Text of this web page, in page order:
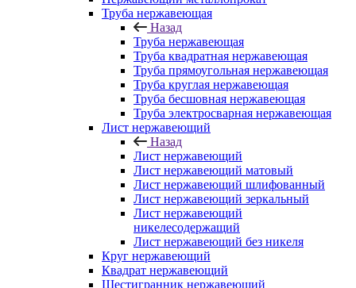
Труба нержавеющая
Назад
Труба нержавеющая
Труба квадратная нержавеющая
Труба прямоугольная нержавеющая
Труба круглая нержавеющая
Труба бесшовная нержавеющая
Труба электросварная нержавеющая
Лист нержавеющий
Назад
Лист нержавеющий
Лист нержавеющий матовый
Лист нержавеющий шлифованный
Лист нержавеющий зеркальный
Лист нержавеющий
никелесодержащий
Лист нержавеющий без никеля
Круг нержавеющий
Квадрат нержавеющий
Шестигранник нержавеющий